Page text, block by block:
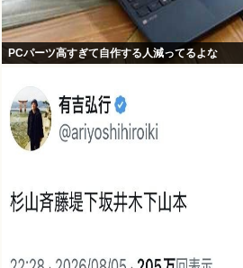
PCパーツ高すぎて自作する人減ってるよな